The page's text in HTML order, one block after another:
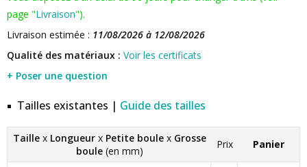
page "Livraison").
Livraison estimée : 11/08/2026 à 12/08/2026
Qualité des matériaux : Voir les certificats
+ Poser une question
Tailles existantes | Guide des tailles
Taille x Longueur x Petite boule x Grosse
boule (en mm)
Prix Panier